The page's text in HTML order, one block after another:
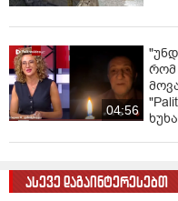
04:56
რომ
ასევე დაგაინტერესებთ